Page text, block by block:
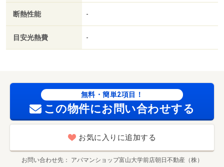
ソン（コンビニ）まで４５５ｍ／セブンイレブン（コンビ
ニ）まで６６０ｍ／セブンイレブン（コンビニ）まで１０
１４ｍ／セブンイレブン（コンビニ）まで２００４ｍ／フ
断熱性能 -
目安光熱費 -
無料・簡単2項目！
この物件にお問い合わせする
お気に入りに追加する
お問い合わせ先 アパマンショップ富山大学前店朝日不動産（株）